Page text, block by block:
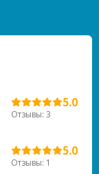
5.0
Отзывы: 3
5.0
Отзывы: 1